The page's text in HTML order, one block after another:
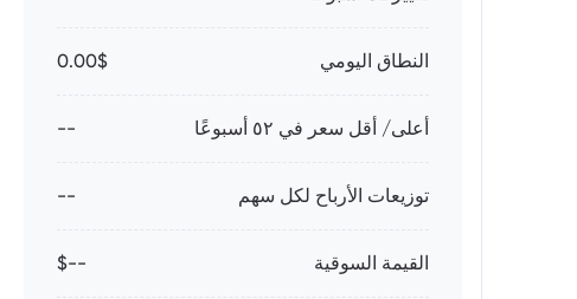
النطاق اليومي 0.00$
أعلى/ أقل سعر في ٥٢ أسبوعًا --
توزيعات الأرباح لكل سهم --
القيمة السوقية --$